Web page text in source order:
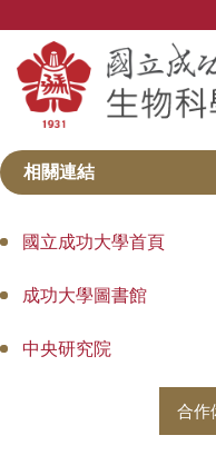
主
要
區
相關連結
國立成功大學首頁
成功大學圖書館
中央研究院
合作